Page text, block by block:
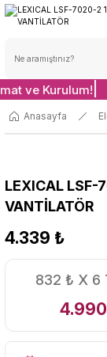
ve Kurulum!
Anasayfa
LEXICAL LSF-
VANTİLATÖR
4.339 ₺
832 ₺ X 6